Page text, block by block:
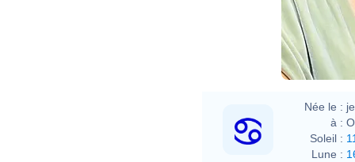
Née le :
à :
Soleil :
Lune :